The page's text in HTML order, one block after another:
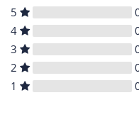
5
4
3
2
1